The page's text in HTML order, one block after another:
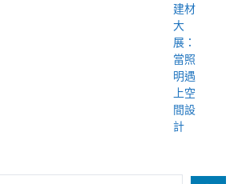
建材
大
展：
當照
明遇
上空
間設
計